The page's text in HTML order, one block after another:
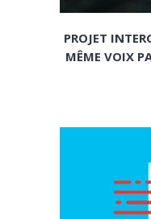
PROJET
MÊME VOIX